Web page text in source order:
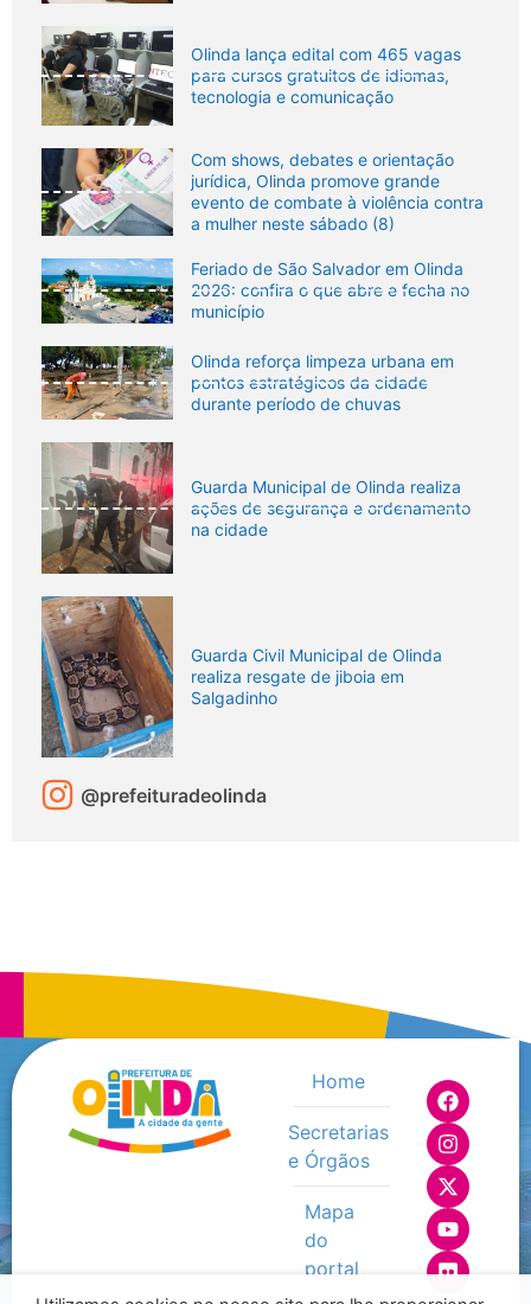
Olinda lança edital com 465 vagas
para cursos gratuitos de idiomas,
tecnologia e comunicação
Com shows, debates e orientação
jurídica, Olinda promove grande
evento de combate à violência contra
a mulher neste sábado (8)
Feriado de São Salvador em Olinda
2026: confira o que abre e fecha no
município
Olinda reforça limpeza urbana em
pontos estratégicos da cidade
durante período de chuvas
Guarda Municipal de Olinda realiza
ações de segurança e ordenamento
na cidade
Guarda Civil Municipal de Olinda
realiza resgate de jiboia em
Salgadinho
@prefeituradeolinda
Home
Secretarias
e Órgãos
Mapa
do
portal